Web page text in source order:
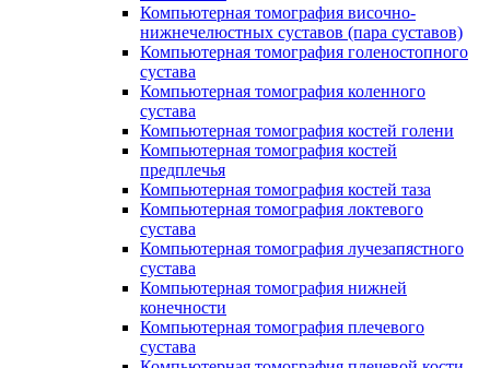
Компьютерная томография височно-
нижнечелюстных суставов (пара суставов)
Компьютерная томография голеностопного
сустава
Компьютерная томография коленного
сустава
Компьютерная томография костей голени
Компьютерная томография костей
предплечья
Компьютерная томография костей таза
Компьютерная томография локтевого
сустава
Компьютерная томография лучезапястного
сустава
Компьютерная томография нижней
конечности
Компьютерная томография плечевого
сустава